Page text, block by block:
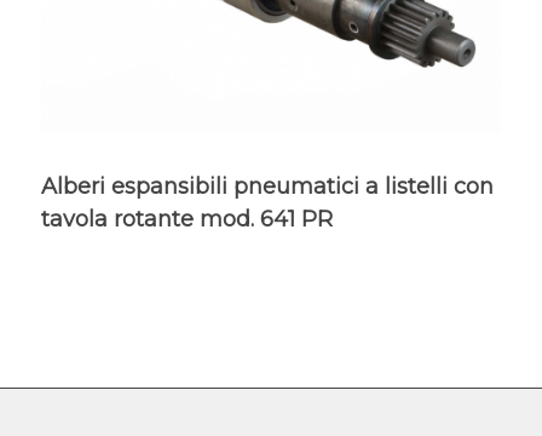
Alberi espansibili pneumatici a listelli con
tavola rotante mod. 641 PR